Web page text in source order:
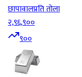
छापावालप्रति तोला
२,९६,९००
९००